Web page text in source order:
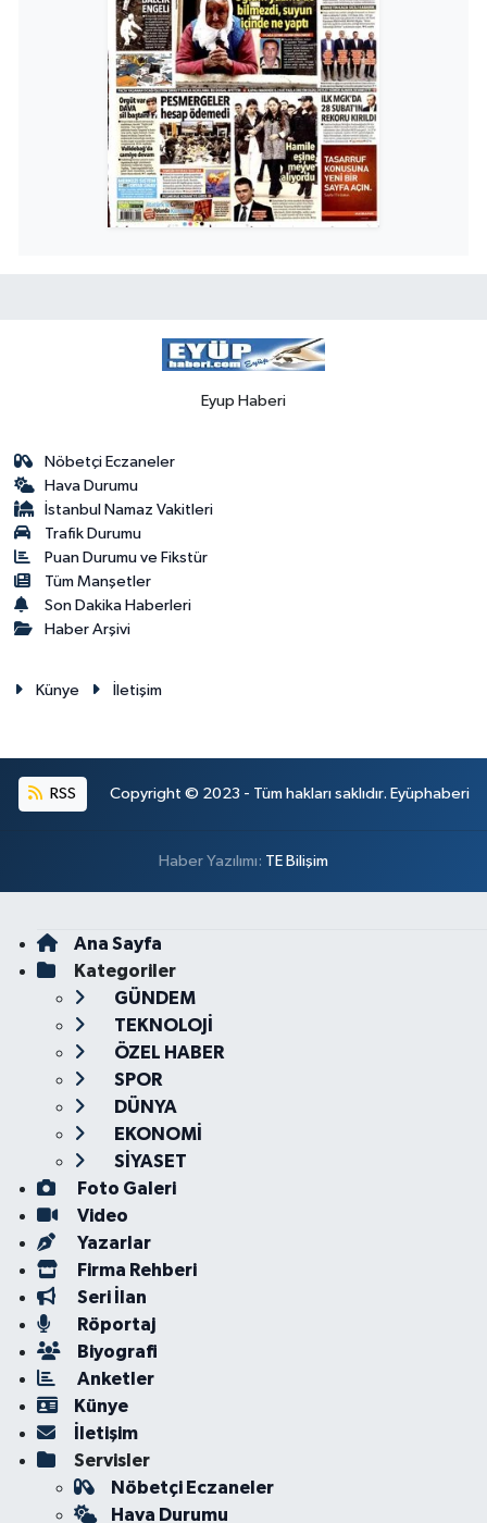
Eyup Haberi
Nöbetçi Eczaneler
Hava Durumu
İstanbul Namaz Vakitleri
Trafik Durumu
Puan Durumu ve Fikstür
Tüm Manşetler
Son Dakika Haberleri
Haber Arşivi
Künye İletişim
RSS Copyright © 2023 - Tüm hakları saklıdır. Eyüphaberi
Haber Yazılımı: TE Bilişim
Ana Sayfa
Kategoriler
GÜNDEM
TEKNOLOJİ
ÖZEL HABER
SPOR
DÜNYA
EKONOMİ
SİYASET
Foto Galeri
Video
Yazarlar
Firma Rehberi
Seri İlan
Röportaj
Biyografi
Anketler
Künye
İletişim
Servisler
Nöbetçi Eczaneler
Hava Durumu